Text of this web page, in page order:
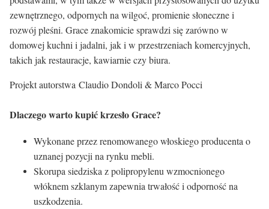
zewnętrznego, odpornych na wilgoć, promienie słoneczne i
rozwój pleśni. Grace znakomicie sprawdzi się zarówno w
domowej kuchni i jadalni, jak i w przestrzeniach komercyjnych,
takich jak restauracje, kawiarnie czy biura.
Projekt autorstwa Claudio Dondoli & Marco Pocci
Dlaczego warto kupić krzesło Grace?
Wykonane przez renomowanego włoskiego producenta o
uznanej pozycji na rynku mebli.
Skorupa siedziska z polipropylenu wzmocnionego
włóknem szklanym zapewnia trwałość i odporność na
uszkodzenia.